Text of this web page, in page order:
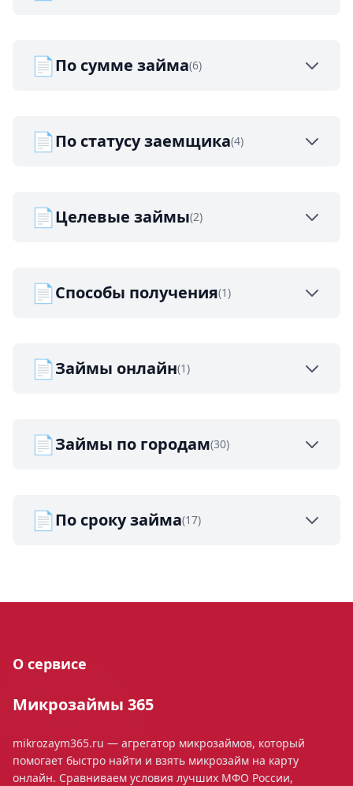
📄По сумме займа(6)
📄По статусу заемщика(4)
📄Целевые займы(2)
📄Способы получения(1)
📄Займы онлайн(1)
📄Займы по городам(30)
📄По сроку займа(17)
О сервисе
Микрозаймы 365
mikrozaym365.ru — агрегатор микрозаймов, который
помогает быстро найти и взять микрозайм на карту
онлайн. Сравниваем условия лучших МФО России,